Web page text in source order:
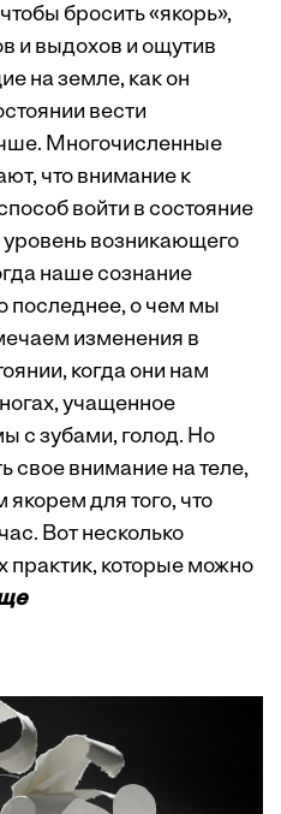
бросить «якорь»,
и выдохов и ощутив
на земле, как он
вести
Многочисленные
что внимание к
войти в состояние
уровень возникающего
наше сознание
последнее, о чем мы
изменения в
когда они нам
учащенное
с зубами, голод. Но
свое внимание на теле,
для того, что
Вот несколько
которые можно